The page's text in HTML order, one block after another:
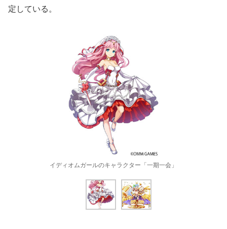
定している。
イディオムガールのキャラクター「一期一会」